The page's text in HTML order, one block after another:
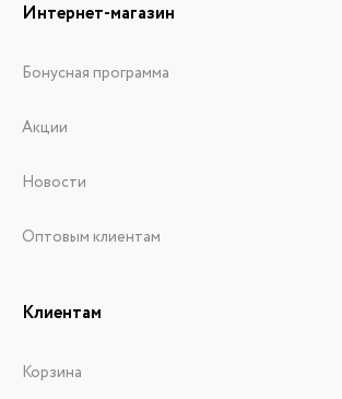
Интернет-магазин
Бонусная программа
Акции
Новости
Оптовым клиентам
Клиентам
Корзина